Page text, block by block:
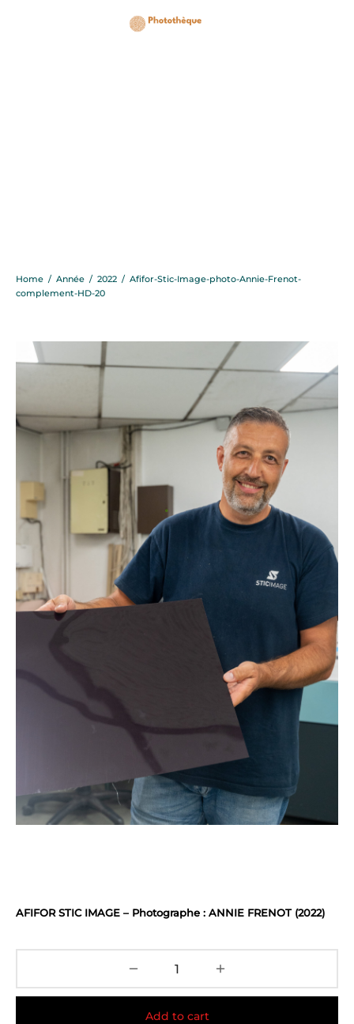
Home / Année / 2022 / Afifor-Stic-Image-photo-Annie-Frenot-
complement-HD-20
AFIFOR STIC IMAGE – Photographe : ANNIE FRENOT (2022)
Add to cart